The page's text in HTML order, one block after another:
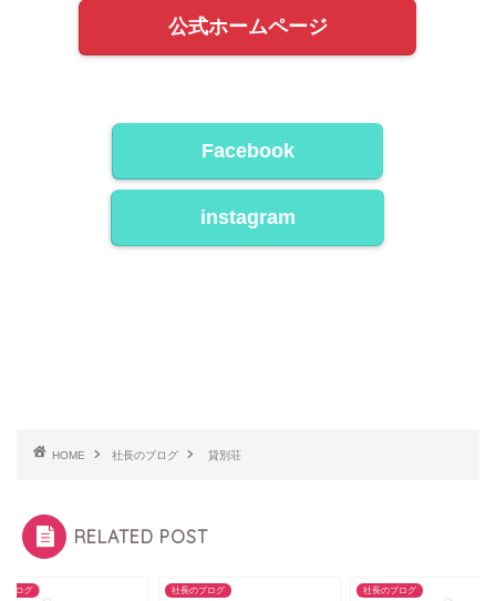
公式ホームページ
Facebook
instagram
HOME 社長のブログ 貸別荘
RELATED POST
ブログ 社長のブログ 社長のブログ